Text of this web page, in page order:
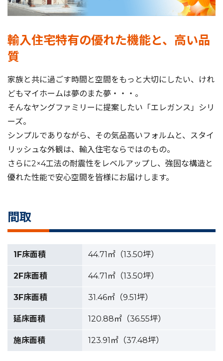
輸入住宅特有の優れた機能と、高い品
質
家族と共に過ごす時間と空間をもっと大切にしたい、けれ
どもマイホームは夢のまた夢・・・。
そんなヤングファミリーに提案したい「エレガンス」シリ
ーズ。
シンプルでありながら、その気品高いフォルムと、スタイ
リッシュな外観は、輸入住宅ならではのもの。
さらに2×4工法の耐震性をレベルアップし、強固な構造と
優れた性能で安心空間を皆様にお届けします。
間取
1F床面積 44.71㎡（13.50坪）
2F床面積 44.71㎡（13.50坪）
3F床面積 31.46㎡（9.51坪）
延床面積 120.88㎡（36.55坪）
施床面積 123.91㎡（37.48坪）